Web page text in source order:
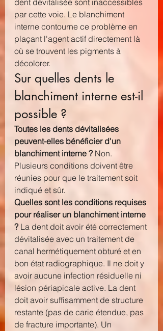
dent dévitalisée sont inaccessibles
par cette voie. Le blanchiment
interne contourne ce problème en
plaçant l'agent actif directement là
où se trouvent les pigments à
décolorer.
Sur quelles dents le
blanchiment interne est-il
possible ?
Toutes les dents dévitalisées
peuvent-elles bénéficier d'un
blanchiment interne ? Non.
Plusieurs conditions doivent être
réunies pour que le traitement soit
indiqué et sûr.
Quelles sont les conditions requises
pour réaliser un blanchiment interne
? La dent doit avoir été correctement
dévitalisée avec un traitement de
canal hermétiquement obturé et en
bon état radiographique. Il ne doit y
avoir aucune infection résiduelle ni
lésion périapicale active. La dent
doit avoir suffisamment de structure
restante (pas de carie étendue, pas
de fracture importante). Un